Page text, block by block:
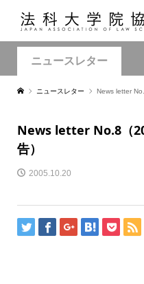
ニュースレター
ニュースレター News letter
News letter No.8（
告）
2005.10.20